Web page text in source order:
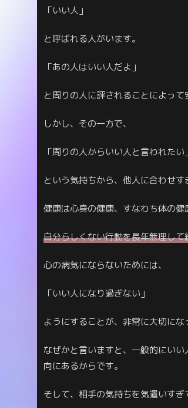
「いい人」
と呼ばれる人がいます。
「あの人はいい人だよ」
と周りの人に評されることによっ
しかし、その一方で、
「周りの人からいい人と言われたい」
という気持ちから、他人に合わせ
健康は心身の健康、すなわち体の健
自分らしくない行動を長年無理し
心の病気にならないためには、
「いい人になり過ぎない」
ようにすることが、非常に大切にな
なぜかと言いますと、一般的にい
向にあるからです。
そして、相手の気持ちを気遣いすぎ